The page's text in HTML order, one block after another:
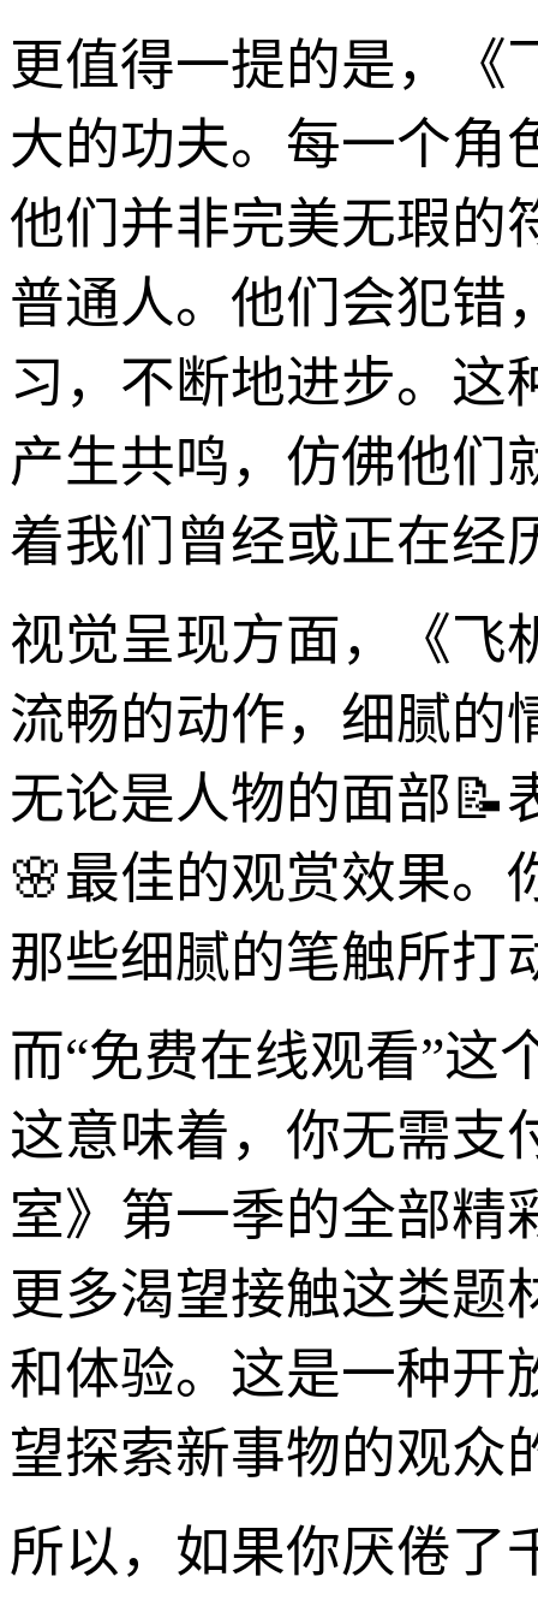
更值得一提的是，《
大的功夫。每一个角
他们并非完美无瑕的
普通人。他们会犯错
习，不断地进步。这
产生共鸣，仿佛他们
着我们曾经或正在经
视觉呈现方面，《飞
流畅的动作，细腻的
无论是人物的面部📝
🌸最佳的观赏效果。
那些细腻的笔触所打
而“免费在线观看”这
这意味着，你无需支
室》第一季的全部精
更多渴望接触这类题
和体验。这是一种开
望探索新事物的观众
所以，如果你厌倦了